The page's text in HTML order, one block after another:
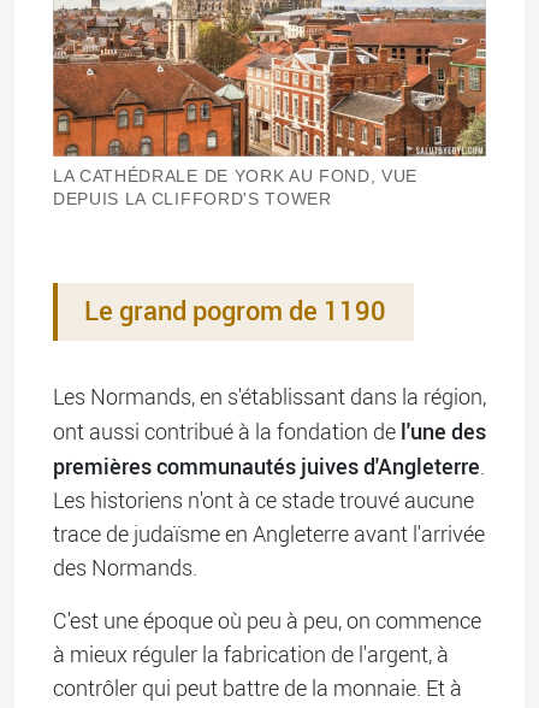
LA CATHÉDRALE DE YORK AU FOND, VUE
DEPUIS LA CLIFFORD'S TOWER
Le grand pogrom de 1190
Les Normands, en s'établissant dans la région,
ont aussi contribué à la fondation de l'une des
premières communautés juives d'Angleterre.
Les historiens n'ont à ce stade trouvé aucune
trace de judaïsme en Angleterre avant l'arrivée
des Normands.
C'est une époque où peu à peu, on commence
à mieux réguler la fabrication de l'argent, à
contrôler qui peut battre de la monnaie. Et à